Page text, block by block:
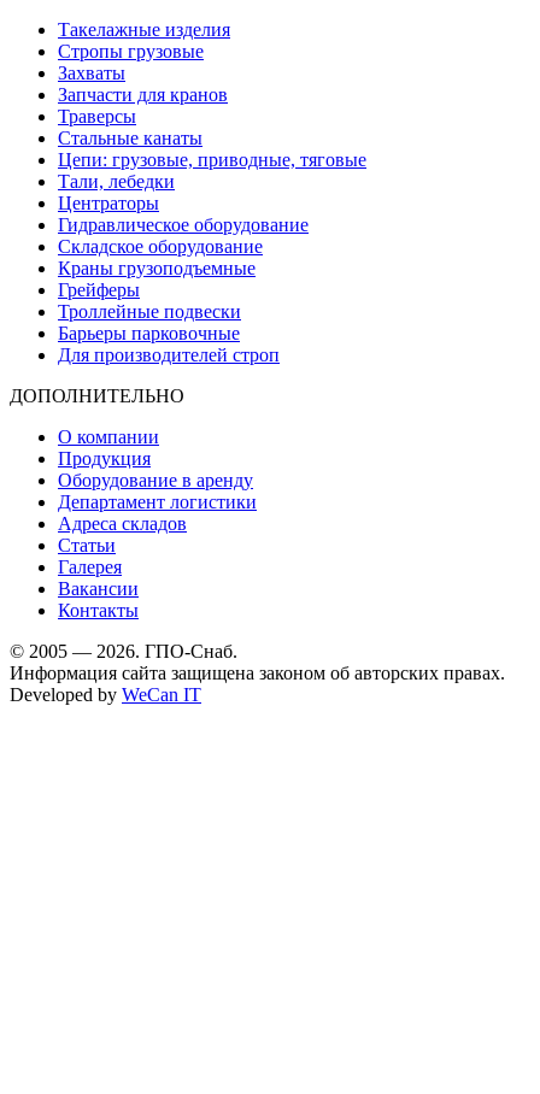
Такелажные изделия
Стропы грузовые
Захваты
Запчасти для кранов
Траверсы
Стальные канаты
Цепи: грузовые, приводные, тяговые
Тали, лебедки
Центраторы
Гидравлическое оборудование
Складское оборудование
Краны грузоподъемные
Грейферы
Троллейные подвески
Барьеры парковочные
Для производителей строп
ДОПОЛНИТЕЛЬНО
О компании
Продукция
Оборудование в аренду
Департамент логистики
Адреса складов
Статьи
Галерея
Вакансии
Контакты
© 2005 — 2026. ГПО-Снаб.
Информация сайта защищена законом об авторских правах.
Developed by WeCan IT